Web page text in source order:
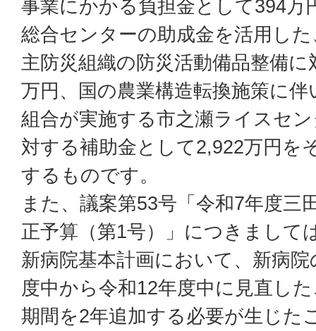
事業にかかる負担金として394万
総合センターの助成金を活用し
主防災組織の防災活動備品整備
万円、国の農業構造転換施策に
組合が実施する市之瀬ライスセ
対する補助金として2,922万円を
するものです。
また、議案第53号「令和7年度三
正予算（第1号）」につきまして
新病院基本計画において、新病
度中から令和12年度中に見直し
期間を2年追加する必要が生じた